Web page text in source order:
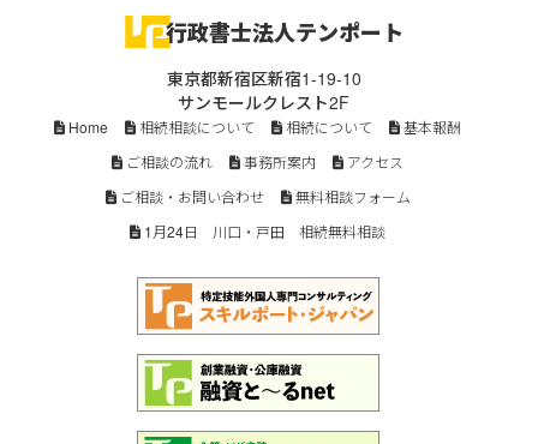
行政書士法人テンポート
東京都新宿区新宿1-19-10
サンモールクレスト2F
Home 相続相談について 相続について
基本報酬
ご相談の流れ
事務所案内
アクセス
ご相談・お問い合わせ
無料相談フォーム
1月24日 川口・戸田 相続無料相談